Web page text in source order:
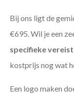
Bij ons ligt de
€695. Wil je een
specifieke
kostprijs nog wat
Een logo maken